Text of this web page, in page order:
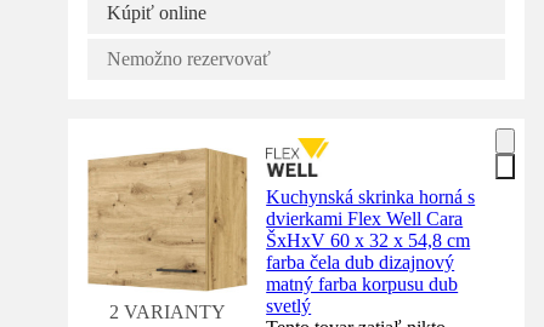
Kúpiť online
Nemožno rezervovať
2 VARIANTY
Kuchynská skrinka horná s
dvierkami Flex Well Cara
ŠxHxV 60 x 32 x 54,8 cm
farba čela dub dizajnový
matný farba korpusu dub
svetlý